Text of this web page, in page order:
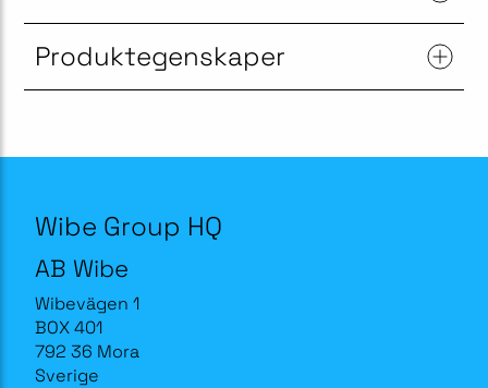
Produktegenskaper
Wibe Group HQ
AB Wibe
Wibevägen 1
BOX 401
792 36 Mora
Sverige